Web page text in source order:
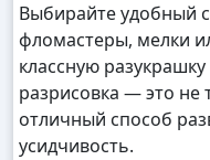
Выбирайте удобный
фломастеры, мелки
классную
разрисовка — это не
отличный способ
усидчивость.